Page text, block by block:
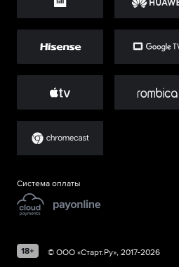
Система оплаты
© ООО «Старт.Ру», 2017-2026